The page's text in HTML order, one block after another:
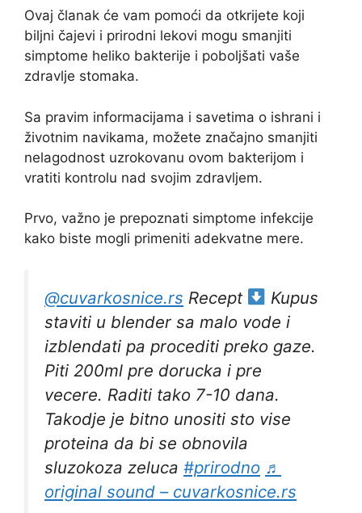
Ovaj članak će vam pomoći da otkrijete koji
biljni čajevi i prirodni lekovi mogu smanjiti
simptome heliko bakterije i poboljšati vaše
zdravlje stomaka.
Sa pravim informacijama i savetima o ishrani i
životnim navikama, možete značajno smanjiti
nelagodnost uzrokovanu ovom bakterijom i
vratiti kontrolu nad svojim zdravljem.
Prvo, važno je prepoznati simptome infekcije
kako biste mogli primeniti adekvatne mere.
@cuvarkosnice.rs Recept
Kupus
staviti u blender sa malo vode i
izblendati pa procediti preko gaze.
Piti 200ml pre dorucka i pre
vecere. Raditi tako 7-10 dana.
Takodje je bitno unositi sto vise
proteina da bi se obnovila
sluzokoza zeluca #prirodno ♬
original sound – cuvarkosnice.rs